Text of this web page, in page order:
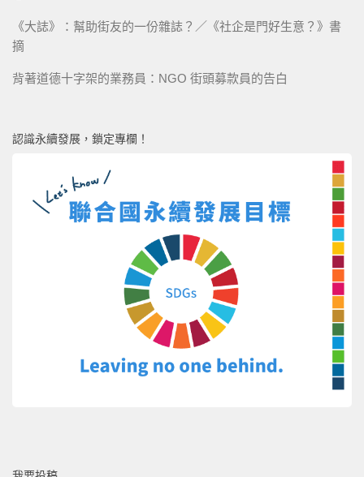
《大誌》：幫助街友的一份雜誌？／《社企是門好生意？》書
摘
背著道德十字架的業務員：NGO 街頭募款員的告白
認識永續發展，鎖定專欄！